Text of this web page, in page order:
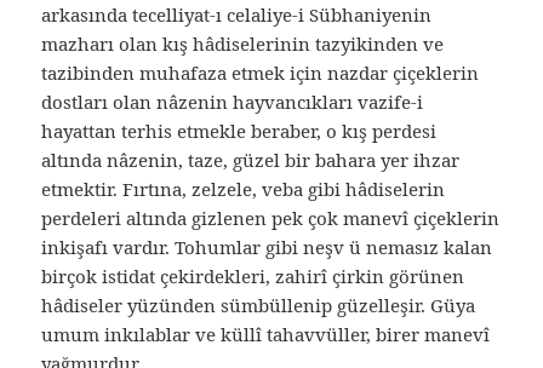
arkasında tecelliyat-ı celaliye-i Sübhaniyenin
mazharı olan kış hâdiselerinin tazyikinden ve
tazibinden muhafaza etmek için nazdar çiçeklerin
dostları olan nâzenin hayvancıkları vazife-i
hayattan terhis etmekle beraber, o kış perdesi
altında nâzenin, taze, güzel bir bahara yer ihzar
etmektir. Fırtına, zelzele, veba gibi hâdiselerin
perdeleri altında gizlenen pek çok manevî çiçeklerin
inkişafı vardır. Tohumlar gibi neşv ü nemasız kalan
birçok istidat çekirdekleri, zahirî çirkin görünen
hâdiseler yüzünden sümbüllenip güzelleşir. Güya
umum inkılablar ve küllî tahavvüller, birer manevî